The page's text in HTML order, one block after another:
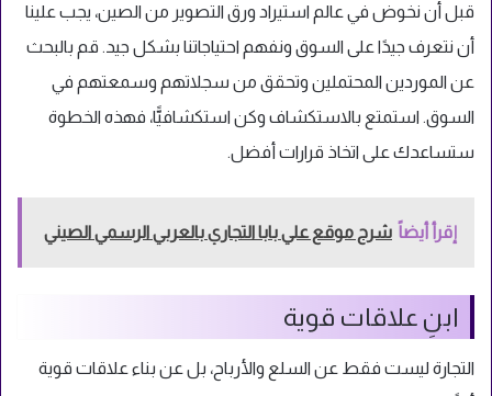
قبل أن نخوض في عالم استيراد ورق التصوير من الصين، يجب علينا
أن نتعرف جيدًا على السوق ونفهم احتياجاتنا بشكل جيد. قم بالبحث
عن الموردين المحتملين وتحقق من سجلاتهم وسمعتهم في
السوق. استمتع بالاستكشاف وكن استكشافيًّا، فهذه الخطوة
ستساعدك على اتخاذ قرارات أفضل.
إقرأ أيضاً شرح موقع علي بابا التجاري بالعربي الرسمي الصيني
ابنِ علاقات قوية
التجارة ليست فقط عن السلع والأرباح، بل عن بناء علاقات قوية